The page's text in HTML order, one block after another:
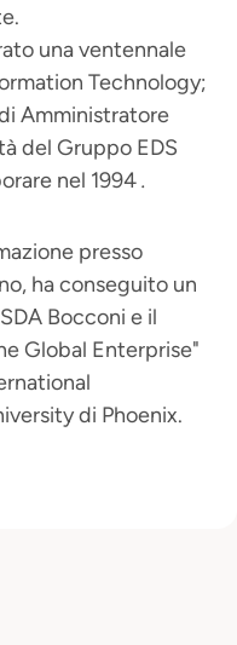
una ventennale
Technology;
Amministratore
del Gruppo EDS
nel 1994.
presso
ha conseguito un
Bocconi e il
Global Enterprise"
di Phoenix.